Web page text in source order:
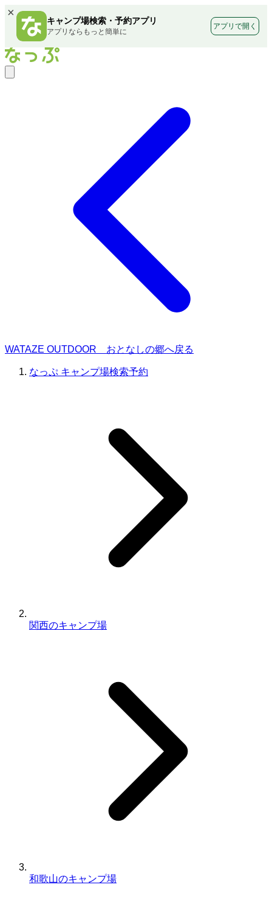
×
キャンプ場検索・予約アプリ
アプリならもっと簡単に
アプリで開く
WATAZE OUTDOOR おとなしの郷へ戻る
なっぷ キャンプ場検索予約
関西のキャンプ場
和歌山のキャンプ場